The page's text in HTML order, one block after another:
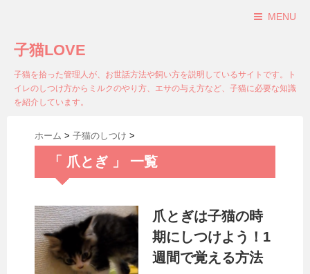
MENU
子猫LOVE
子猫を拾った管理人が、お世話方法や飼い方を説明しているサイトです。ト
イレのしつけ方からミルクのやり方、エサの与え方など、子猫に必要な知識
を紹介しています。
ホーム > 子猫のしつけ >
「 爪とぎ 」 一覧
爪とぎは子猫の時
期にしつけよう！1
週間で覚える方法